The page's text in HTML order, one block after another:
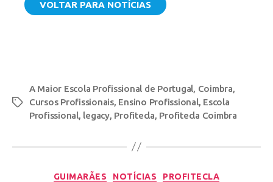
VOLTAR PARA NOTÍCIAS
A Maior Escola Profissional de Portugal, Coimbra,
Cursos Profissionais, Ensino Profissional, Escola
Profissional, legacy, Profitecla, Profitecla Coimbra
GUIMARÃES NOTÍCIAS PROFITECLA